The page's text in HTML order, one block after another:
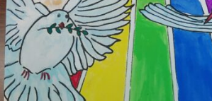
例会
お問い合わせ